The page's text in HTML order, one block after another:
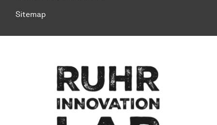
Sitemap